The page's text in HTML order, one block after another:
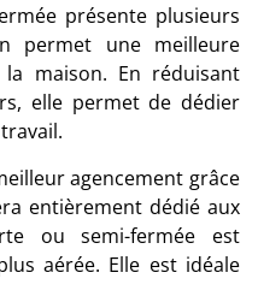
présente plusieurs
permet une meilleure
maison. En réduisant
elle permet de dédier
agencement grâce
entièrement dédié aux
ou semi-fermée est
aérée. Elle est idéale